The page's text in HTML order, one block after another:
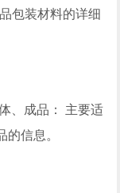
包装材料的详细
、成品： 主要适
信息。